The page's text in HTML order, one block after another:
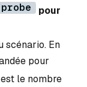
pour
scénario. En
pour
est le nombre